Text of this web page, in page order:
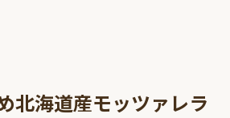
北海道産モッツァレラ